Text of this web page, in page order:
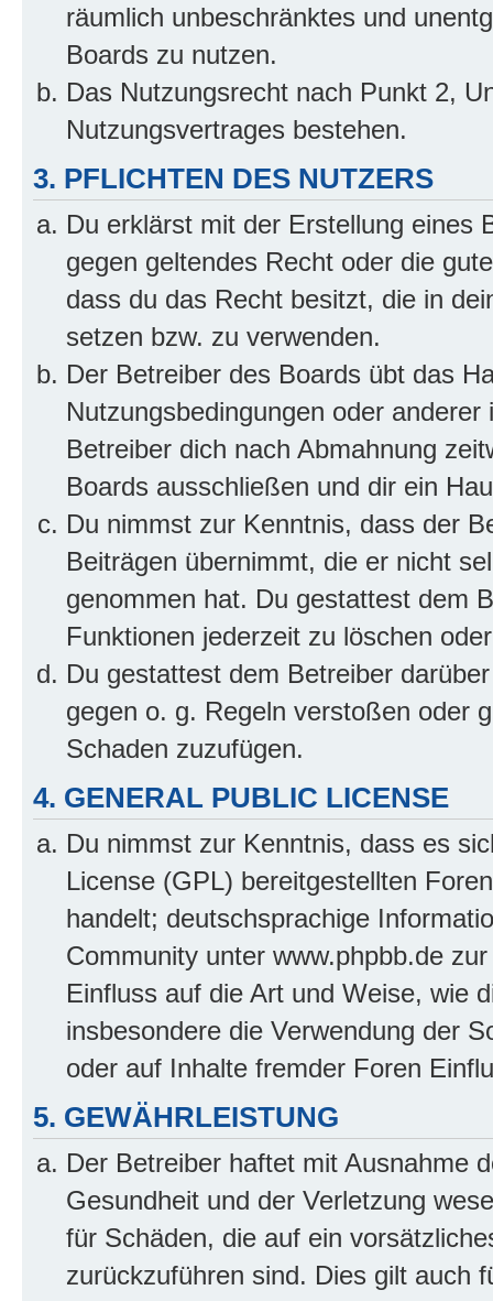
räumlich unbeschränktes und
Boards zu nutzen.
Das Nutzungsrecht nach Punkt 2,
Nutzungsvertrages bestehen.
3. PFLICHTEN DES NUTZERS
Du erklärst mit der Erstellung eines
gegen geltendes Recht oder die
dass du das Recht besitzt, die in
setzen bzw. zu verwenden.
Der Betreiber des Boards übt das
Nutzungsbedingungen oder
Betreiber dich nach Abmahnung
Boards ausschließen und dir ein
Du nimmst zur Kenntnis, dass der
Beiträgen übernimmt, die er nicht
genommen hat. Du gestattest dem
Funktionen jederzeit zu löschen
Du gestattest dem Betreiber
gegen o. g. Regeln verstoßen oder
Schaden zuzufügen.
4. GENERAL PUBLIC LICENSE
Du nimmst zur Kenntnis, dass es
License (GPL) bereitgestellten
handelt; deutschsprachige
Community unter www.phpbb.de
Einfluss auf die Art und Weise, wie
insbesondere die Verwendung der
oder auf Inhalte fremder Foren
5. GEWÄHRLEISTUNG
Der Betreiber haftet mit Ausnahme
Gesundheit und der Verletzung
für Schäden, die auf ein
zurückzuführen sind. Dies gilt auch